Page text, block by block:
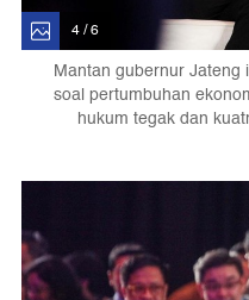
4 / 6
Mantan gubernur
soal pertumbuhan
hukum tegak dan